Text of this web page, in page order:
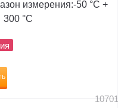
измерения:-50 °C +
300 °C